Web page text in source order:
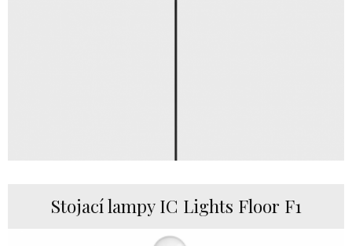
Stojací lampy IC Lights Floor F1